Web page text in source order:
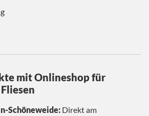
mit Onlineshop für
Schöneweide: Direkt am